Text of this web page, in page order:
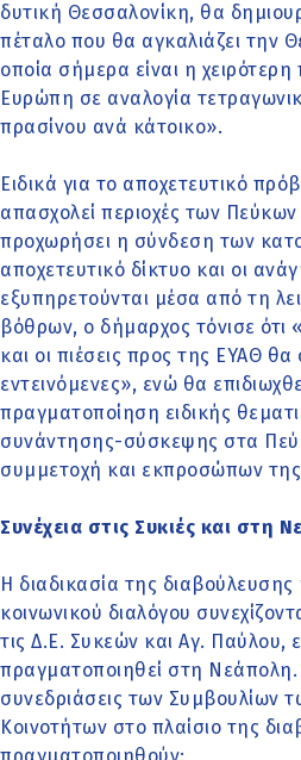
δυτική Θεσσαλονίκη, θα
πέταλο που θα αγκαλιάζει την
οποία σήμερα είναι η
Ευρώπη σε αναλογία
πρασίνου ανά κάτοικο».
Ειδικά για το αποχετευτικό
απασχολεί περιοχές των Πεύκων
προχωρήσει η σύνδεση των
αποχετευτικό δίκτυο και οι
εξυπηρετούνται μέσα από τη
βόθρων, ο δήμαρχος τόνισε ότι
και οι πιέσεις προς της ΕΥΑΘ θα
εντεινόμενες», ενώ θα
πραγματοποίηση ειδικής
συνάντησης-σύσκεψης στα
συμμετοχή και εκπροσώπων
Συνέχεια στις Συκιές και στη
Η διαδικασία της διαβούλευσης
κοινωνικού διαλόγου
τις Δ.Ε. Συκεών και Αγ. Παύλου,
πραγματοποιηθεί στη Νεάπολη.
συνεδριάσεις των Συμβουλίων
Κοινοτήτων στο πλαίσιο της